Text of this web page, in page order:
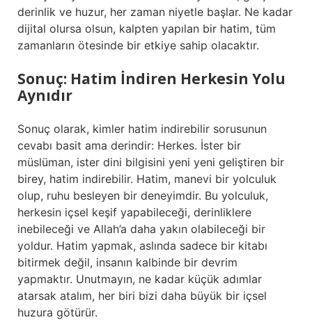
derinlik ve huzur, her zaman niyetle başlar. Ne kadar
dijital olursa olsun, kalpten yapılan bir hatim, tüm
zamanların ötesinde bir etkiye sahip olacaktır.
Sonuç: Hatim İndiren Herkesin Yolu
Aynıdır
Sonuç olarak, kimler hatim indirebilir sorusunun
cevabı basit ama derindir: Herkes. İster bir
müslüman, ister dini bilgisini yeni yeni geliştiren bir
birey, hatim indirebilir. Hatim, manevi bir yolculuk
olup, ruhu besleyen bir deneyimdir. Bu yolculuk,
herkesin içsel keşif yapabileceği, derinliklere
inebileceği ve Allah’a daha yakın olabileceği bir
yoldur. Hatim yapmak, aslında sadece bir kitabı
bitirmek değil, insanın kalbinde bir devrim
yapmaktır. Unutmayın, ne kadar küçük adımlar
atarsak atalım, her biri bizi daha büyük bir içsel
huzura götürür.